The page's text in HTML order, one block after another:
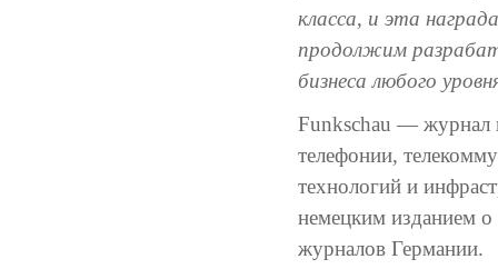
класса, и эта
продолжим
бизнеса любого
Funkschau — журнал
телефонии,
технологий и
немецким изданием
журналов Германии.